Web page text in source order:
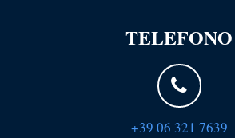
TELEFONO
+39 06 321 7639